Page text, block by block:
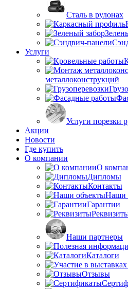
Сталь в рулонах
Услуги
металлоконструкций
Услуги порезки
Акции
Новости
Где купить
О компании
О
Дипломы
Контакты
Наши
Гарантии
Наши партнеры
Каталоги
Отзывы